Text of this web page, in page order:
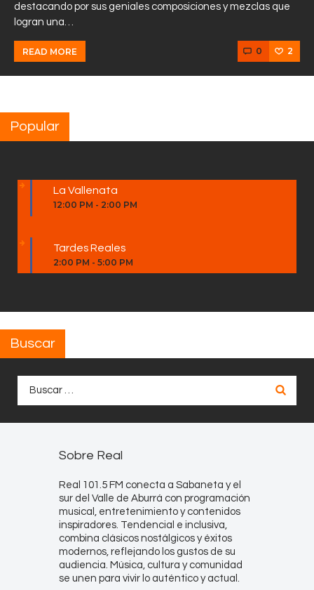
destacando por sus geniales composiciones y mezclas que
logran una…
READ MORE 0 2
Popular
La Vallenata
12:00 PM - 2:00 PM
Tardes Reales
2:00 PM - 5:00 PM
Buscar
Sobre Real
Real 101.5 FM conecta a Sabaneta y el
sur del Valle de Aburrá con programación
musical, entretenimiento y contenidos
inspiradores. Tendencial e inclusiva,
combina clásicos nostálgicos y éxitos
modernos, reflejando los gustos de su
audiencia. Música, cultura y comunidad
se unen para vivir lo auténtico y actual.